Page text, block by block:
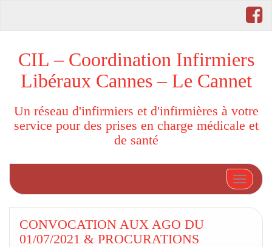
CIL – Coordination Infirmiers
Libéraux Cannes – Le Cannet
Un réseau d'infirmiers et d'infirmières à votre
service pour des prises en charge médicale et
de santé
CONVOCATION AUX AGO DU
01/07/2021 & PROCURATIONS